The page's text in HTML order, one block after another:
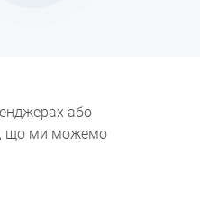
або
що ми можемо